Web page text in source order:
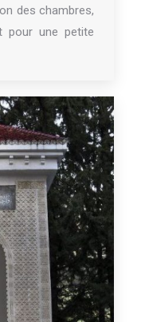
des chambres,
pour une petite